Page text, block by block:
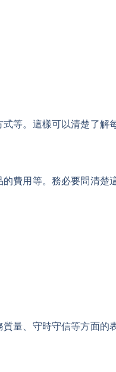
等。這樣可以清楚了解
費用等。務必要問清楚
量、守時守信等方面的